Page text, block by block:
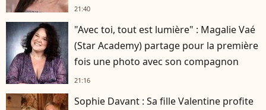
21:40
"Avec toi, tout est lumière" : Magalie Vaé
(Star Academy) partage pour la première
fois une photo avec son compagnon
21:16
Sophie Davant : Sa fille Valentine profite